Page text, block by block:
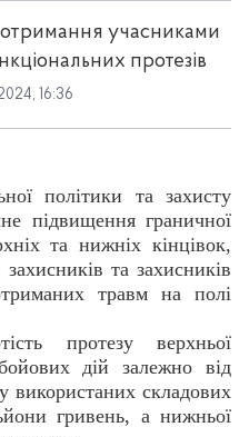
учасниками
протезів
16:36
політики та захисту
підвищення граничної
та нижніх кінцівок,
та захисників
травм на полі
протезу верхньої
дій залежно від
використаних складових
гривень, а нижньої